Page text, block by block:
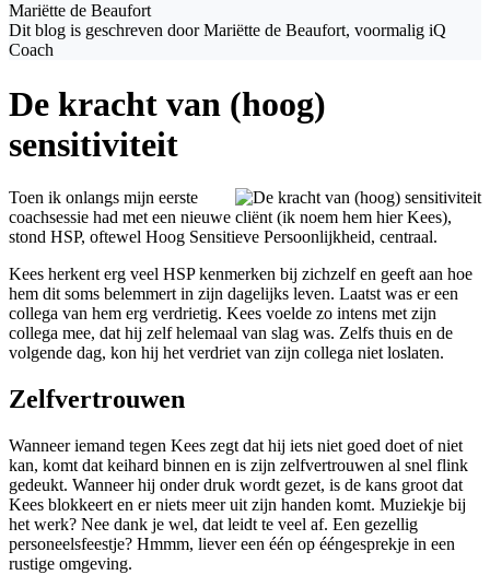
Mariëtte de Beaufort
Dit blog is geschreven door Mariëtte de Beaufort, voormalig iQ
Coach
De kracht van (hoog)
sensitiviteit
Toen ik onlangs mijn eerste
coachsessie had met een nieuwe cliënt (ik noem hem hier Kees),
stond HSP, oftewel Hoog Sensitieve Persoonlijkheid, centraal.
Kees herkent erg veel HSP kenmerken bij zichzelf en geeft aan hoe
hem dit soms belemmert in zijn dagelijks leven. Laatst was er een
collega van hem erg verdrietig. Kees voelde zo intens met zijn
collega mee, dat hij zelf helemaal van slag was. Zelfs thuis en de
volgende dag, kon hij het verdriet van zijn collega niet loslaten.
Zelfvertrouwen
Wanneer iemand tegen Kees zegt dat hij iets niet goed doet of niet
kan, komt dat keihard binnen en is zijn zelfvertrouwen al snel flink
gedeukt. Wanneer hij onder druk wordt gezet, is de kans groot dat
Kees blokkeert en er niets meer uit zijn handen komt. Muziekje bij
het werk? Nee dank je wel, dat leidt te veel af. Een gezellig
personeelsfeestje? Hmmm, liever een één op ééngesprekje in een
rustige omgeving.